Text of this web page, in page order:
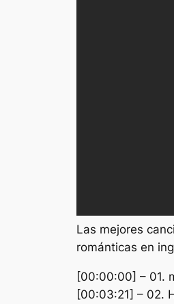
Las mejores
románticas en
[00:00:00] – 01.
[00:03:21] – 02.